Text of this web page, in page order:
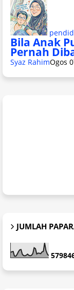
Bila Anak
Pernah
Syaz RahimOgos
JUMLAH
57984